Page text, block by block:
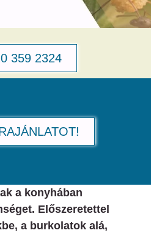
359 2324
a konyhában
Előszeretettel
a burkolatok alá,